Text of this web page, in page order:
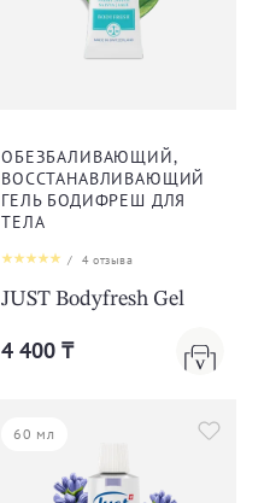
ОБЕЗБАЛИВАЮЩИЙ,
ВОССТАНАВЛИВАЮЩИЙ
ГЕЛЬ БОДИФРЕШ ДЛЯ
ТЕЛА
/ 4отзыва
JUST Bodyfresh Gel
4 400 ₸
60 мл